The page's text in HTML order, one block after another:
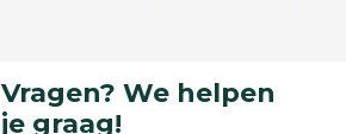
Vragen? We helpen
je graag!